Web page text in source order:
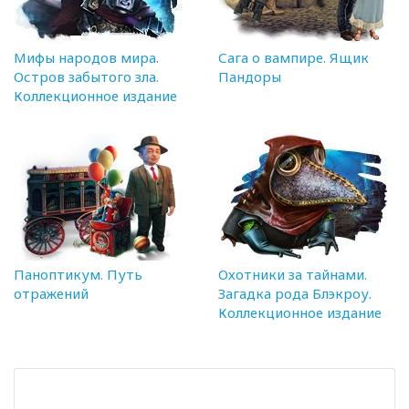
Мифы народов мира.
Остров забытого зла.
Коллекционное издание
Сага о вампире. Ящик
Пандоры
Паноптикум. Путь
отражений
Охотники за тайнами.
Загадка рода Блэкроу.
Коллекционное издание